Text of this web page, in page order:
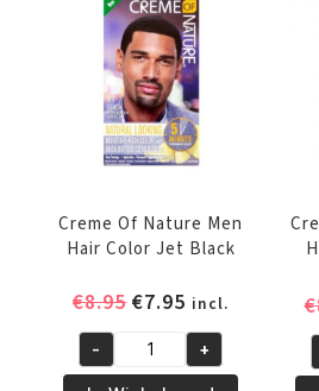
Natural
Black
aantal
Creme Of Nature Men
Hair Color Jet Black
€8.95Oorspronkelijke
was:
€7.95 Huidige
prijs
is:
incl.
Creme
- +
€